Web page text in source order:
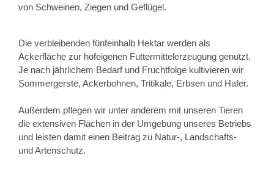
von Schweinen, Ziegen und Geflügel.
Die verbleibenden fünfeinhalb Hektar werden als
Ackerfläche zur hofeigenen Futtermittelerzeugung genutzt.
Je nach jährlichem Bedarf und Fruchtfolge kultivieren wir
Sommergerste, Ackerbohnen, Tritikale, Erbsen und Hafer.
Außerdem pflegen wir unter anderem mit unseren Tieren
die extensiven Flächen in der Umgebung unseres Betriebs
und leisten damit einen Beitrag zu Natur-, Landschafts-
und Artenschutz.